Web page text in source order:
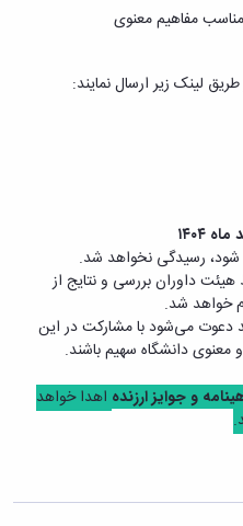
مفاهیم معنوی
لینک زیر ارسال نمایند:
شود، رسیدگی نخواهد شد.
داوران بررسی و نتایج از
خواهد شد.
دعوت می‌شود با مشارکت در این
معنوی دانشگاه سهیم باشند.
و جوایز ارزنده اهدا خواهد